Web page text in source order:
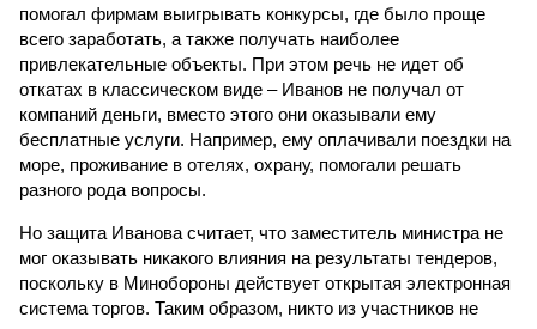
помогал фирмам выигрывать конкурсы, где было проще
всего заработать, а также получать наиболее
привлекательные объекты. При этом речь не идет об
откатах в классическом виде – Иванов не получал от
компаний деньги, вместо этого они оказывали ему
бесплатные услуги. Например, ему оплачивали поездки на
море, проживание в отелях, охрану, помогали решать
разного рода вопросы.
Но защита Иванова считает, что заместитель министра не
мог оказывать никакого влияния на результаты тендеров,
поскольку в Минобороны действует открытая электронная
система торгов. Таким образом, никто из участников не